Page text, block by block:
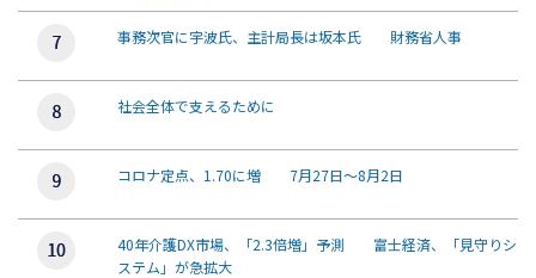
事務次官に宇波氏、主計局長は坂本氏 財務省人事
社会全体で支えるために
コロナ定点、1.70に増 7月27日～8月2日
40年介護DX市場、「2.3倍増」予測 富士経済、「見守りシ
ステム」が急拡大